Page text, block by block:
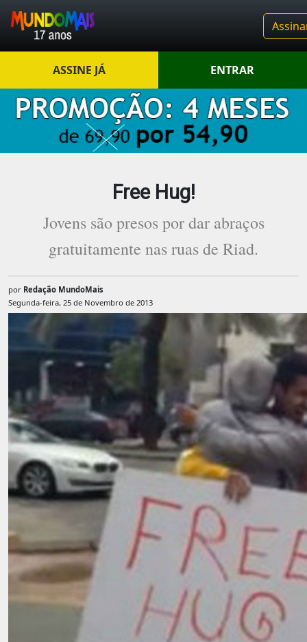
ASSINE JÁ ENTRAR
Free Hug!
Jovens são presos por dar abraços
gratuitamente nas ruas de Riad.
por Redação MundoMais
Segunda-feira, 25 de Novembro de 2013